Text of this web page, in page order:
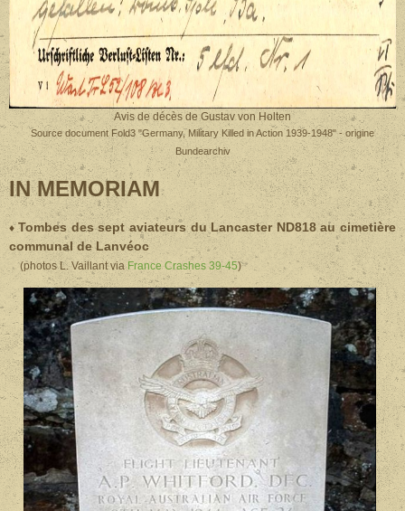
Avis de décès de Gustav von Holten
Source document Fold3 "Germany, Military Killed in Action 1939-1948" - origine
Bundearchiv
IN MEMORIAM
♦Tombes des sept aviateurs du Lancaster ND818 au cimetière
communal de Lanvéoc
(photos L. Vaillant via France Crashes 39-45)